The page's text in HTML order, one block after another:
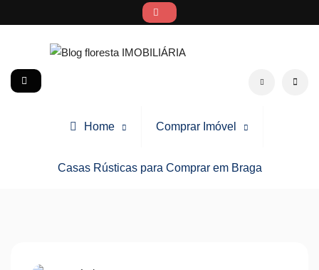
to
Blog floresta IMOBILIÁRIA Search social
Home Comprar Imóvel
Casas Rústicas para Comprar em Braga